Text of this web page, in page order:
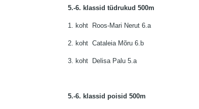
5.-6. klassid tüdrukud 500m
1. koht Roos-Mari Nerut 6.a
2. koht Cataleia Mõru 6.b
3. koht Delisa Palu 5.a
5.-6. klassid poisid 500m